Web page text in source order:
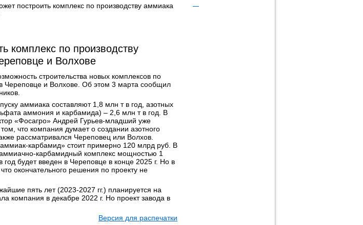
построить комплекс по производству аммиака
комплекс по производству
и Волхове
строительства новых комплексов по
Череповце и Волхове. Об этом 3 марта сообщил
аммиака составляют 1,8 млн т в год, азотных
аммония и карбамида) – 2,6 млн т в год. В
«Фосагро» Андрей Гурьев-младший уже
что компания думает о создании азотного
рассматривался Череповец или Волхов.
карбамид» стоит примерно 120 млрд руб. В
карбамидный комплекс мощностью 1
будет введен в Череповце в конце 2025 г. Но в
окончательного решения по проекту не
пять лет (2023-2027 гг.) планируется на
компания в декабре 2022 г. Но проект завода в
Версия для распечатки